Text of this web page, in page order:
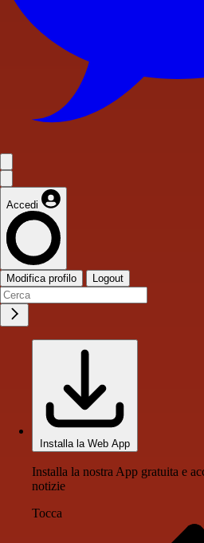
Accedi
Modifica profilo Logout
Installa la Web App
Installa la nostra App gratuita e
notizie
Tocca